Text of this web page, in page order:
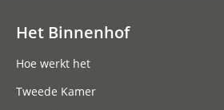
Het Binnenhof
Hoe werkt het
Tweede Kamer